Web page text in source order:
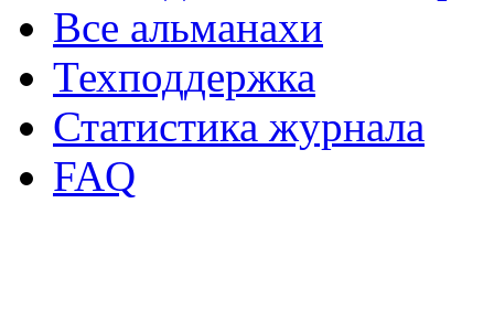
Все альманахи
Техподдержка
Статистика журнала
FAQ